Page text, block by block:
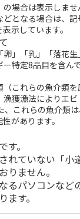
場合は表示しま
となる場合は、
示しています。
」「乳」「落花
特定8品目を含ん
これらの魚介類
獲漁法によりエ
、これらの魚介類
があります。
。
れていない「小
りません。
るパソコンなど
ます。